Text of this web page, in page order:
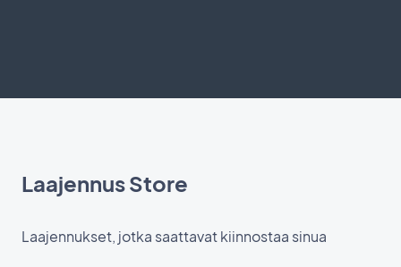
Laajennus Store
Laajennukset, jotka saattavat kiinnostaa sinua